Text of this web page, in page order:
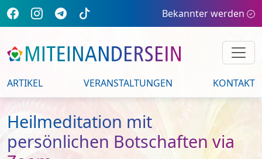
Bekannter werden
ARTIKEL VERANSTALTUNGEN KONTAKT
Heilmeditation mit
persönlichen Botschaften via